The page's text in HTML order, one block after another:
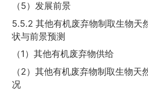
（5）发展前景
5.5.2 其他有机废弃物制取生物天
状与前景预测
（1）其他有机废弃物供给
（2）其他有机废弃物制取生物天
况